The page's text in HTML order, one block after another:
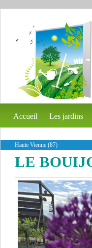
Accueil Les jardins
Haute Vienne (87)
LE